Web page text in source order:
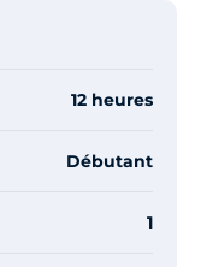
12 heures
Débutant
1